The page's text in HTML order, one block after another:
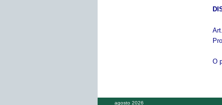
O
agosto 2026